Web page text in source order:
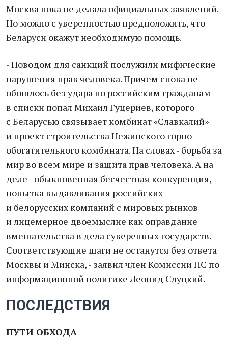
Москва пока не делала официальных заявлений.
Но можно с уверенностью предположить, что
Беларуси окажут необходимую помощь.
- Поводом для санкций послужили мифические
нарушения прав человека. Причем снова не
обошлось без удара по российским гражданам -
в списки попал Михаил Гуцериев, которого
с Беларусью связывает комбинат «Славкалий»
и проект строительства Нежинского горно-
обогатительного комбината. На словах - борьба за
мир во всем мире и защита прав человека. А на
деле - обыкновенная бесчестная конкуренция,
попытка выдавливания российских
и белорусских компаний с мировых рынков
и лицемерное двоемыслие как оправдание
вмешательства в дела суверенных государств.
Соответствующие шаги не останутся без ответа
Москвы и Минска, - заявил член Комиссии ПС по
информационной политике Леонид Слуцкий.
ПОСЛЕДСТВИЯ
ПУТИ ОБХОДА